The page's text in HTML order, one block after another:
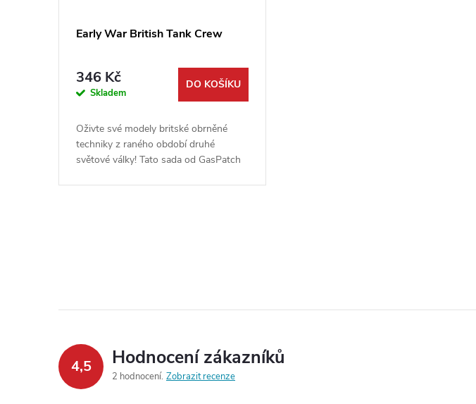
t
Early War British Tank Crew
346 Kč
Skladem
DO KOŠÍKU
Oživte své modely britské obrněné
techniky z raného období druhé
světové války! Tato sada od GasPatch
d
a4,5 Hodnocení zákazníků
2 hodnocení Zobrazit recenze